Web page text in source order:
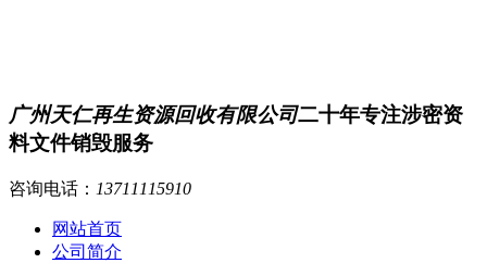
广州天仁再生资源回收有限公司二十年专注涉密资
料文件销毁服务
咨询电话： 13711115910
网站首页
公司简介